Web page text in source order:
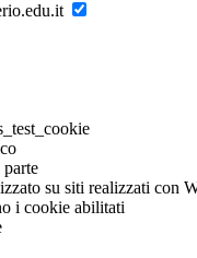
parte
su siti realizzati con
i cookie abilitati